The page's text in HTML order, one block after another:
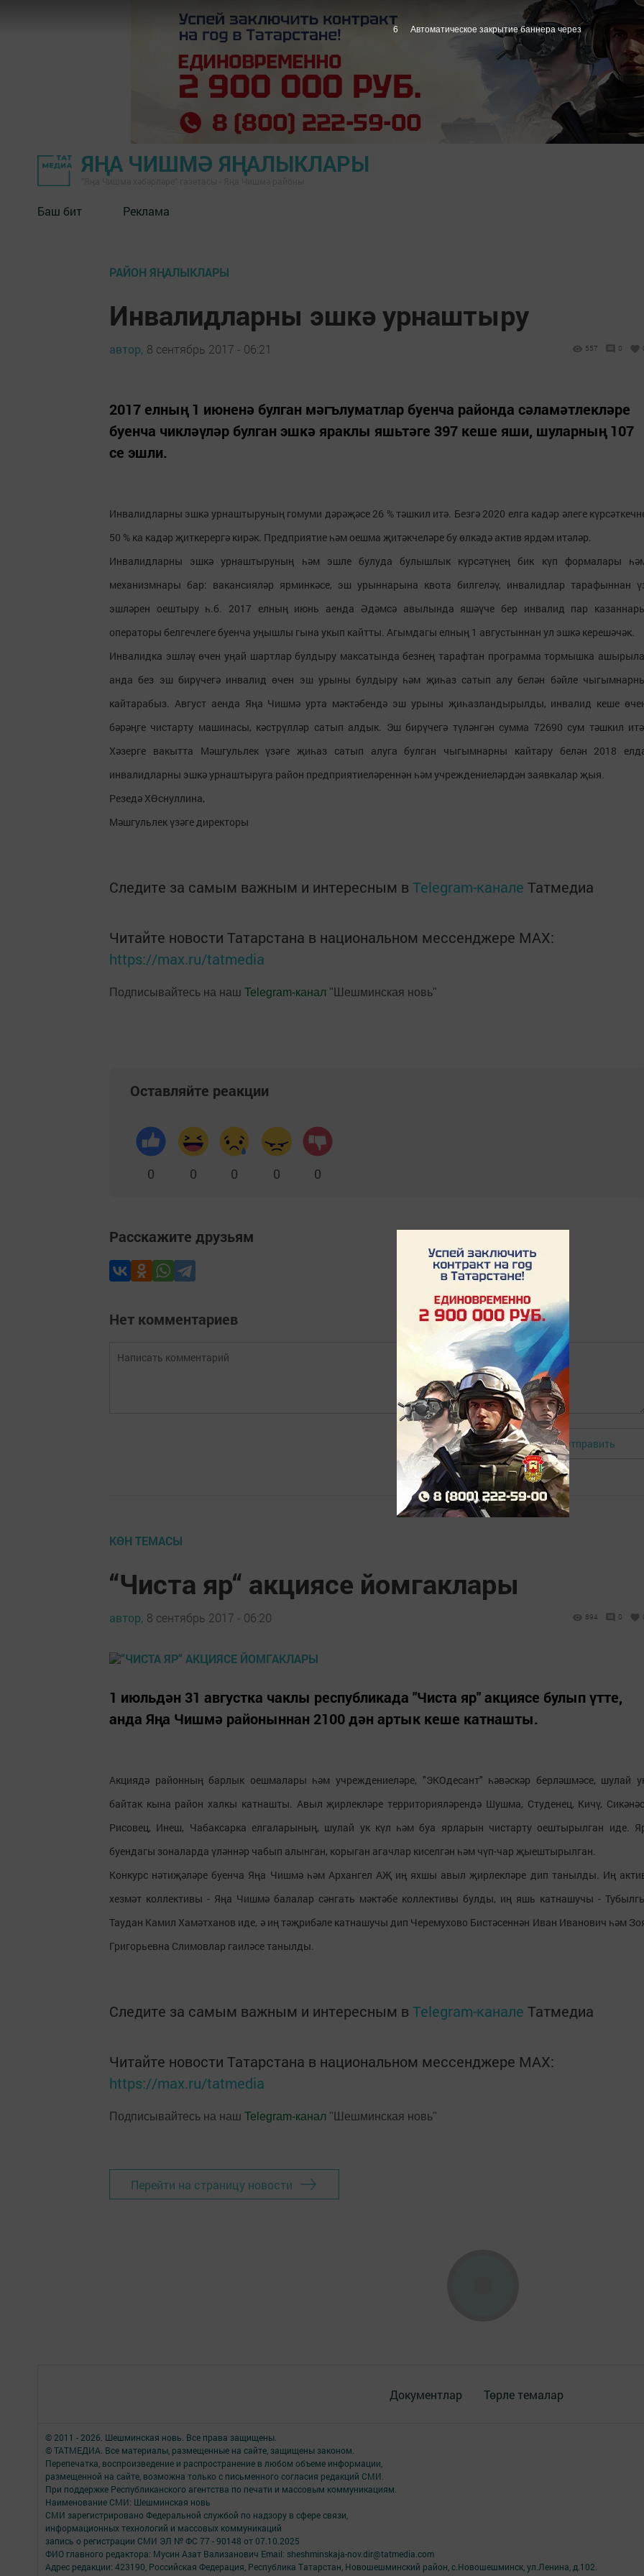
ЯҢА ЧИШМӘ ЯҢАЛЫКЛАРЫ
Баш бит Реклама
РАЙОН ЯҢАЛЫКЛАРЫ
Инвалидларны эшкә урнаштыру
автор, 8 сентябрь 2017 - 06:21 557 0
2017 елның 1 июненә булган мәгълуматлар буенча районда сәламәтлекләре
буенча чикләүләр булган эшкә яраклы яшьтәге 397 кеше яши, шуларның 107
се эшли.
Инвалидларны эшкә урнаштыруның гомуми дәрәҗәсе 26 % тәшкил итә. Безгә 2020 елга кадәр әлеге
50 % ка кадәр җиткерергә кирәк. Предприятие һәм оешма җитәкчеләре бу өлкәдә актив ярдәм итәләр.
Инвалидларны эшкә урнаштыруның һәм эшле булуда булышлык күрсәтүнең бик күп формалары
механизмнары бар: вакансияләр ярминкәсе, эш урыннарына квота билгеләү, инвалидлар тарафыннан
эшләрен оештыру һ.б. 2017 елның июнь аенда Әдәмсә авылында яшәүче бер инвалид пар
операторы белгечлеге буенча уңышлы гына укып кайтты. Агымдагы елның 1 августыннан ул эшкә керешәчәк.
Инвалидка эшләү өчен уңай шартлар булдыру максатында безнең тарафтан программа тормышка
анда без эш бирүчегә инвалид өчен эш урыны булдыру һәм җиһаз сатып алу белән бәйле
кайтарабыз. Август аенда Яңа Чишмә урта мәктәбендә эш урыны җиһазландырылды, инвалид кеше
бәрәңге чистарту машинасы, кәстрүлләр сатып алдык. Эш бирүчегә түләнгән сумма 72690 сум тәшкил
Хәзерге вакытта Мәшгульлек үзәге җиһаз сатып алуга булган чыгымнарны кайтару белән 2018
инвалидларны эшкә урнаштыруга район предприятиеләреннән һәм учреждениеләрдән заявкалар җыя.
Резедә ХӨснуллина,
Мәшгульлек үзәге директоры
Следите за самым важным и интересным в Telegram-канале Татмедиа
Читайте новости Татарстана в национальном мессенджере MАХ:
https://max.ru/tatmedia
Подписывайтесь на наш Telegram-канал "Шешминская новь"
Оставляйте реакции
0 0 0 0 0
Расскажите друзьям
Нет комментариев
Авторизоваться Отправить
КӨН ТЕМАСЫ
“Чиста яр“ акциясе йомгаклары
автор, 8 сентябрь 2017 - 06:20 894 0
1 июльдән 31 августка чаклы республикада "Чиста яр" акциясе булып үтте,
анда Яңа Чишмә районыннан 2100 дән артык кеше катнашты.
Акциядә районның барлык оешмалары һәм учреждениеләре, "ЭКОдесант" һәвәскәр берләшмәсе, шулай
байтак кына район халкы катнашты. Авыл җирлекләре территорияләрендә Шушма, Студенец, Кичү,
Рисовец, Инеш, Чабаксарка елгаларының, шулай ук күл һәм буа ярларын чистарту оештырылган иде.
буендагы зоналарда үләннәр чабып алынган, корыган агачлар киселгән һәм чүп-чар җыештырылган.
Конкурс нәтиҗәләре буенча Яңа Чишмә һәм Архангел АҖ иң яхшы авыл җирлекләре дип танылды. Иң
хезмәт коллективы - Яңа Чишмә балалар сәнгать мәктәбе коллективы булды, иң яшь катнашучы -
Таудан Камил Хамәтханов иде, ә иң тәҗрибәле катнашучы дип Черемухово Бистәсеннән Иван Иванович һәм
Григорьевна Слимовлар гаиләсе танылды.
Следите за самым важным и интересным в Telegram-канале Татмедиа
Читайте новости Татарстана в национальном мессенджере MАХ:
https://max.ru/tatmedia
Подписывайтесь на наш Telegram-канал "Шешминская новь"
Перейти на страницу новости
Документлар Төрле темалар
© 2011 - 2026. Шешминская новь. Все права защищены.
© ТАТМЕДИА. Все материалы, размещенные на сайте, защищены законом.
Перепечатка, воспроизведение и распространение в любом объеме информации,
размещенной на сайте, возможна только с письменного согласия редакций СМИ.
При поддержке Республиканского агентства по печати и массовым коммуникациям.
Наименование СМИ: Шешминская новь
СМИ зарегистрировано Федеральной службой по надзору в сфере связи,
информационных технологий и массовых коммуникаций
запись о регистрации СМИ ЭЛ № ФС 77 - 90148 от 07.10.2025
ФИО главного редактора: Мусин Азат Вализанович Email: sheshminskaja-nov.dir@tatmedia.com
Адрес редакции: 423190, Российская Федерация, Республика Татарстан, Новошешминский район, с.Новошешминск, ул.Ленина, д.102.
5 Автоматическое закрытие баннера через